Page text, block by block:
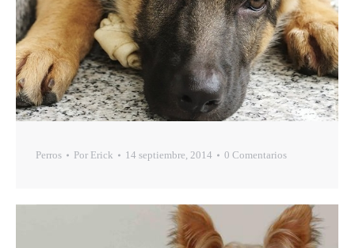
Perros Por Erick 14 septiembre, 2014 0 Comentarios